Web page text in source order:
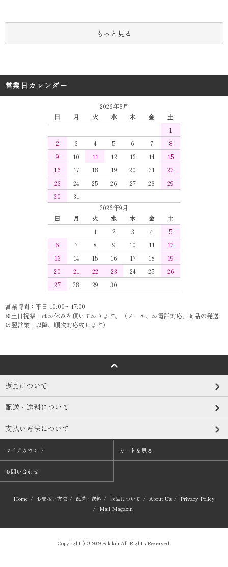
もっと見る
営業日カレンダー
2026年8月
日
月 火 水 木 金
土
1
2
3 4 5 6 7
8
9
10 11 12 13 14
15
16
17 18 19 20 21
22
23
24 25 26 27 28
29
30
31
2026年9月
日
月 火 水 木 金
土
1
2 3 4
5
6
7 8 9 10 11
12
13
14 15 16 17 18
19
20
21 22 23 24 25
26
27
28 29 30
営業時間：平日 10:00～17:00
※土日祝祭日はお休みを頂いております。（メール、お電話対応、商品の発送
は翌営業日以降、順次対応致します）
返品について
配送・送料について
支払い方法について
マイアカウント カートを見る
お問い合わせ
Home / お支払い方法 / 配送・送料 / 返品について / About Us / Privacy Policy
/ Mail Magazin
Copyright (C) 2009 Salalah All Rights Reserved.